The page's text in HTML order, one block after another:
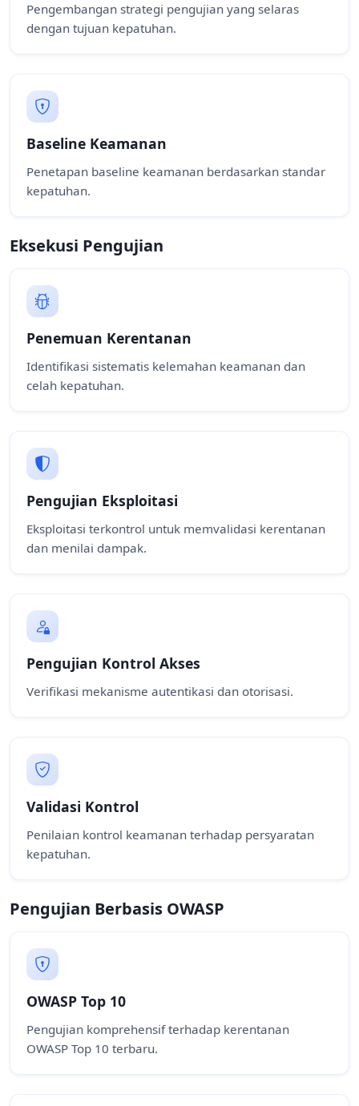
Pengembangan strategi pengujian yang selaras
dengan tujuan kepatuhan.
Baseline Keamanan
Penetapan baseline keamanan berdasarkan standar
kepatuhan.
Eksekusi Pengujian
Penemuan Kerentanan
Identifikasi sistematis kelemahan keamanan dan
celah kepatuhan.
Pengujian Eksploitasi
Eksploitasi terkontrol untuk memvalidasi kerentanan
dan menilai dampak.
Pengujian Kontrol Akses
Verifikasi mekanisme autentikasi dan otorisasi.
Validasi Kontrol
Penilaian kontrol keamanan terhadap persyaratan
kepatuhan.
Pengujian Berbasis OWASP
OWASP Top 10
Pengujian komprehensif terhadap kerentanan
OWASP Top 10 terbaru.